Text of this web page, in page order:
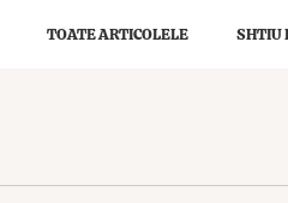
TOATE ARTICOLELE SHTIU